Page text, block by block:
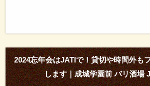
2024忘年会はJATIで！貸切や時間外も
します｜成城学園前 バリ酒場